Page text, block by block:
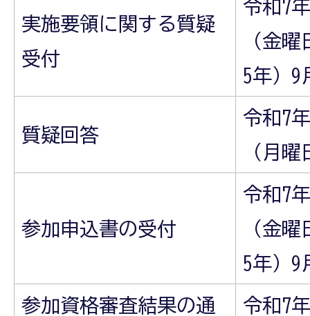
実施要領に関する質疑
受付
令和7
（金
5年）9
質疑回答
令和7
（月曜
参加申込書の受付
令和7
（金
5年）9
参加資格審査結果の通 令和7